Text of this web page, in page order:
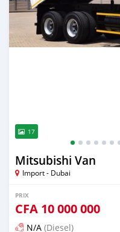
17
Mitsubishi Van
Import - Dubai
PRIX
CFA 10 000 000
N/A (Diesel)